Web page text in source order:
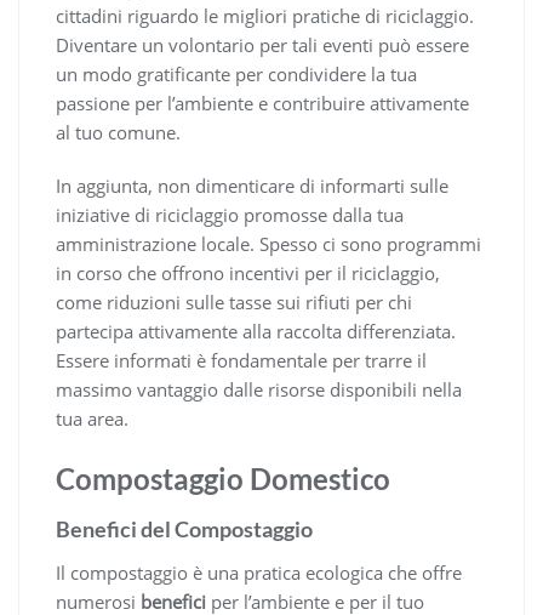
cittadini riguardo le migliori pratiche di riciclaggio.
Diventare un volontario per tali eventi può essere
un modo gratificante per condividere la tua
passione per l’ambiente e contribuire attivamente
al tuo comune.
In aggiunta, non dimenticare di informarti sulle
iniziative di riciclaggio promosse dalla tua
amministrazione locale. Spesso ci sono programmi
in corso che offrono incentivi per il riciclaggio,
come riduzioni sulle tasse sui rifiuti per chi
partecipa attivamente alla raccolta differenziata.
Essere informati è fondamentale per trarre il
massimo vantaggio dalle risorse disponibili nella
tua area.
Compostaggio Domestico
Benefici del Compostaggio
Il compostaggio è una pratica ecologica che offre
numerosi benefici per l’ambiente e per il tuo